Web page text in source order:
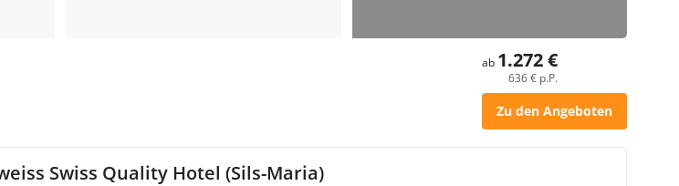
ab 1.272 €
636 € p.P.
Zu den Angeboten
Swiss Quality Hotel (Sils-Maria)